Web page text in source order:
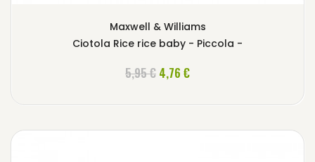
Maxwell & Williams
Ciotola Rice rice baby - Piccola -
5,95 € 4,76 €
AGGIUNGI AL CARRELLO